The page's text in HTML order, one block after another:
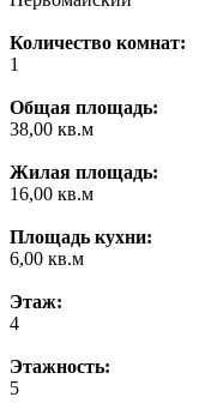
Количество комнат:
1
Общая площадь:
38,00 кв.м
Жилая площадь:
16,00 кв.м
Площадь кухни:
6,00 кв.м
Этаж:
4
Этажность:
5